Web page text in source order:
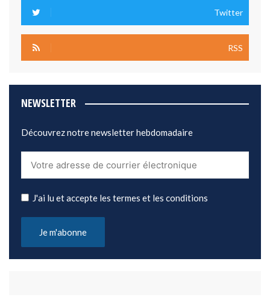
Twitter
RSS
NEWSLETTER
Découvrez notre newsletter hebdomadaire
J'ai lu et accepte les termes et les conditions